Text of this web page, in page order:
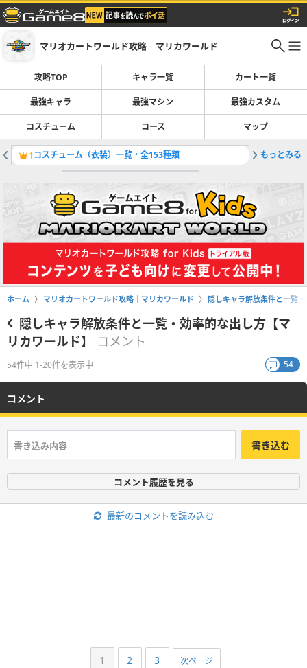
マリオカートワールド攻略｜マリカワールド
攻略TOP キャラ一覧 カート一覧
最強キャラ 最強マシン 最強カスタム
コスチューム コース マップ
1コスチューム（衣装）一覧・全153種類 2バサバ
もっとみる
ホーム マリオカートワールド攻略｜マリカワールド 隠しキャラ解放条件と一覧
隠しキャラ解放条件と一覧・効率的な出し方【マ
リカワールド】
コメント
54件中 1-20件を表示中 54
コメント
書き込む
コメント履歴を見る
最新のコメントを読み込む
1 2 3 次ページ